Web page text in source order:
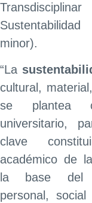
minor).
“La
cultural,
se plantea
universitario,
clave
académico de
la base del
personal,